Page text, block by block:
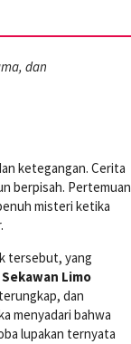
dan
ketegangan. Cerita
berpisah. Pertemuan
misteri ketika
tersebut, yang
Sekawan Limo
dan
menyadari bahwa
lupakan ternyata